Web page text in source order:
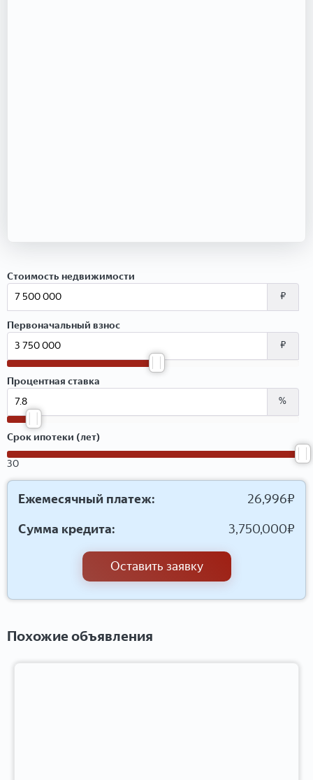
Стоимость недвижимости
₽
Первоначальный взнос
₽
Процентная ставка
%
Срок ипотеки (лет)
30
Ежемесячный платеж: 26,996₽
Сумма кредита:
3,750,000₽
Оставить заявку
Похожие объявления